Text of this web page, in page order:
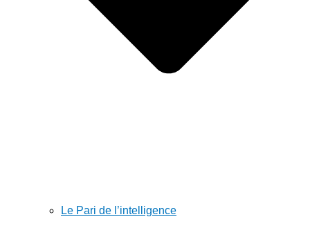
Le Pari de l’intelligence